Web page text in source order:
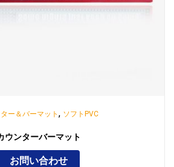
ー＆バーマット , ソフトPVC
ウンターバーマット
お問い合わせ